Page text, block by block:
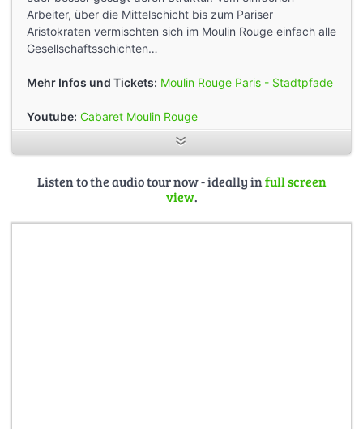
Arbeiter, über die Mittelschicht bis zum Pariser
Aristokraten vermischten sich im Moulin Rouge einfach alle
Gesellschaftsschichten…
Mehr Infos und Tickets: Moulin Rouge Paris - Stadtpfade
Youtube: Cabaret Moulin Rouge
Listen to the audio tour now - ideally infull screen
view.